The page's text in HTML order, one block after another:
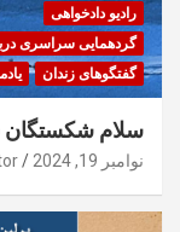
رادیو دادخواهی
گردهمایی سراسری
گفتگوهای زندان
سلام شکستگان
نوامبر 19, 2024